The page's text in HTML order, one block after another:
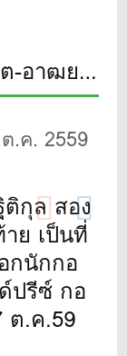
ที่หนึ่งกอล์ฟสวิงทีมชาติไทย รอบแรก
.ค. 2559
กุล สอง
ย เป็นที่
กนักกอ
ปรีซ์ กอ
ต.ค.59